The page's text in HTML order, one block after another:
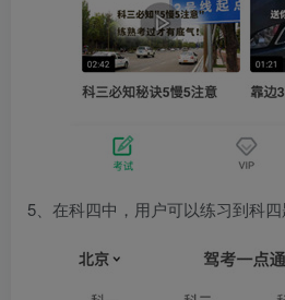
5、在科四中，用户可以练习到科